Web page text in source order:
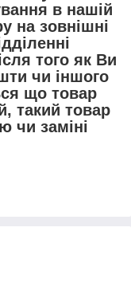
в нашій
на зовнішні
того як Ви
чи іншого
що товар
такий товар
чи заміні